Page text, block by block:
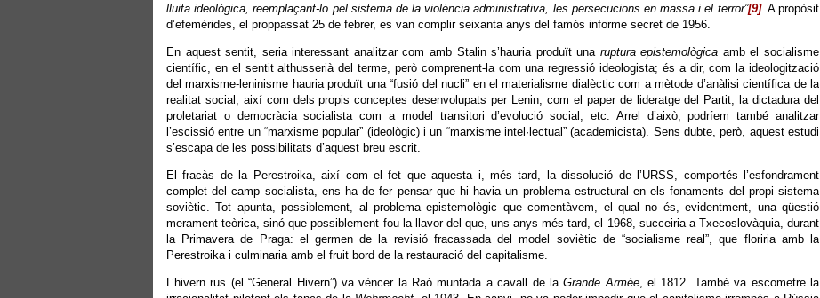
lluita ideològica, reemplaçant-lo pel sistema de la violència administrativa, les persecucions en massa i el terror”[9]. A propòsit
d’efemèrides, el proppassat 25 de febrer, es van complir seixanta anys del famós informe secret de 1956.
En aquest sentit, seria interessant analitzar com amb Stalin s’hauria produït una ruptura epistemològica amb el socialisme
científic, en el sentit althusserià del terme, però comprenent-la com una regressió ideologista; és a dir, com la ideologització
del marxisme-leninisme hauria produït una “fusió del nucli” en el materialisme dialèctic com a mètode d’anàlisi científica de la
realitat social, així com dels propis conceptes desenvolupats per Lenin, com el paper de lideratge del Partit, la dictadura del
proletariat o democràcia socialista com a model transitori d’evolució social, etc. Arrel d’això, podríem també analitzar
l’escissió entre un “marxisme popular” (ideològic) i un “marxisme intel·lectual” (academicista). Sens dubte, però, aquest estudi
s’escapa de les possibilitats d’aquest breu escrit.
El fracàs de la Perestroika, així com el fet que aquesta i, més tard, la dissolució de l’URSS, comportés l’esfondrament
complet del camp socialista, ens ha de fer pensar que hi havia un problema estructural en els fonaments del propi sistema
soviètic. Tot apunta, possiblement, al problema epistemològic que comentàvem, el qual no és, evidentment, una qüestió
merament teòrica, sinó que possiblement fou la llavor del que, uns anys més tard, el 1968, succeiria a Txecoslovàquia, durant
la Primavera de Praga: el germen de la revisió fracassada del model soviètic de “socialisme real”, que floriria amb la
Perestroika i culminaria amb el fruit bord de la restauració del capitalisme.
L’hivern rus (el “General Hivern”) va vèncer la Raó muntada a cavall de laGrande Armée, el 1812. També va escometre la